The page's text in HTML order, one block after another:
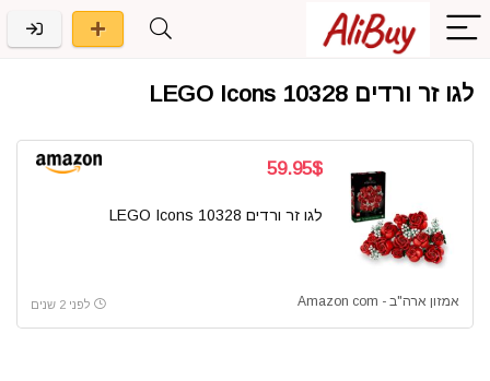
לגו זר ורדים 10328 LEGO Icons
59.95$
לגו זר ורדים 10328 LEGO Icons
אמזון ארה"ב - Amazon com לפני 2 שנים